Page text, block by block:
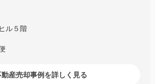
ル５階
動産売却事例を詳しく見る